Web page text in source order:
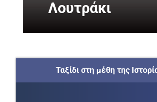
Λουτράκι
Ταξίδι στη μέθη της